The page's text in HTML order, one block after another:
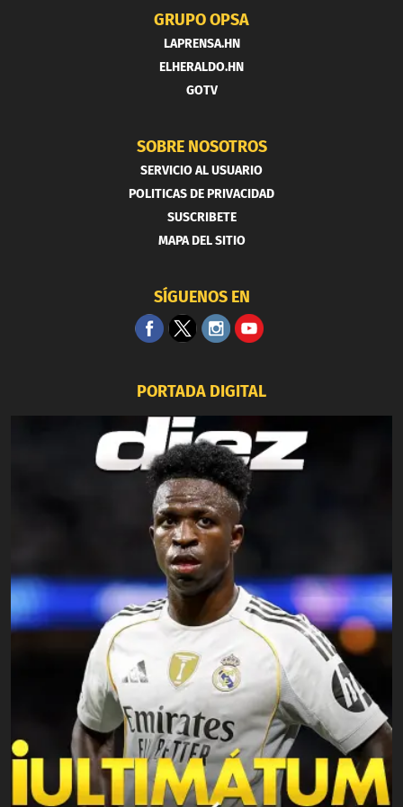
GRUPO OPSA
LAPRENSA.HN
ELHERALDO.HN
GOTV
SOBRE NOSOTROS
SERVICIO AL USUARIO
POLITICAS DE PRIVACIDAD
SUSCRIBETE
MAPA DEL SITIO
SÍGUENOS EN
PORTADA DIGITAL